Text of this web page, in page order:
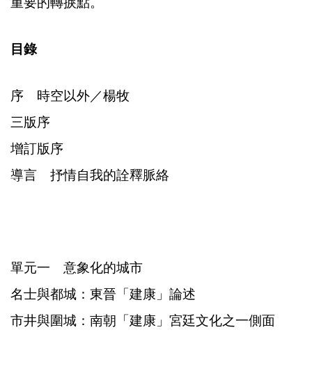
目錄
序 時空以外／楊牧
三版序
增訂版序
導言 抒情自我的詮釋脈絡
單元一 意象化的城市
名士與都城：東晉「建康」論述
市井與圍城：南朝「建康」宮廷文化之一側面